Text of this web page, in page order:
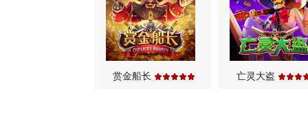
赏金船长 亡灵大盗